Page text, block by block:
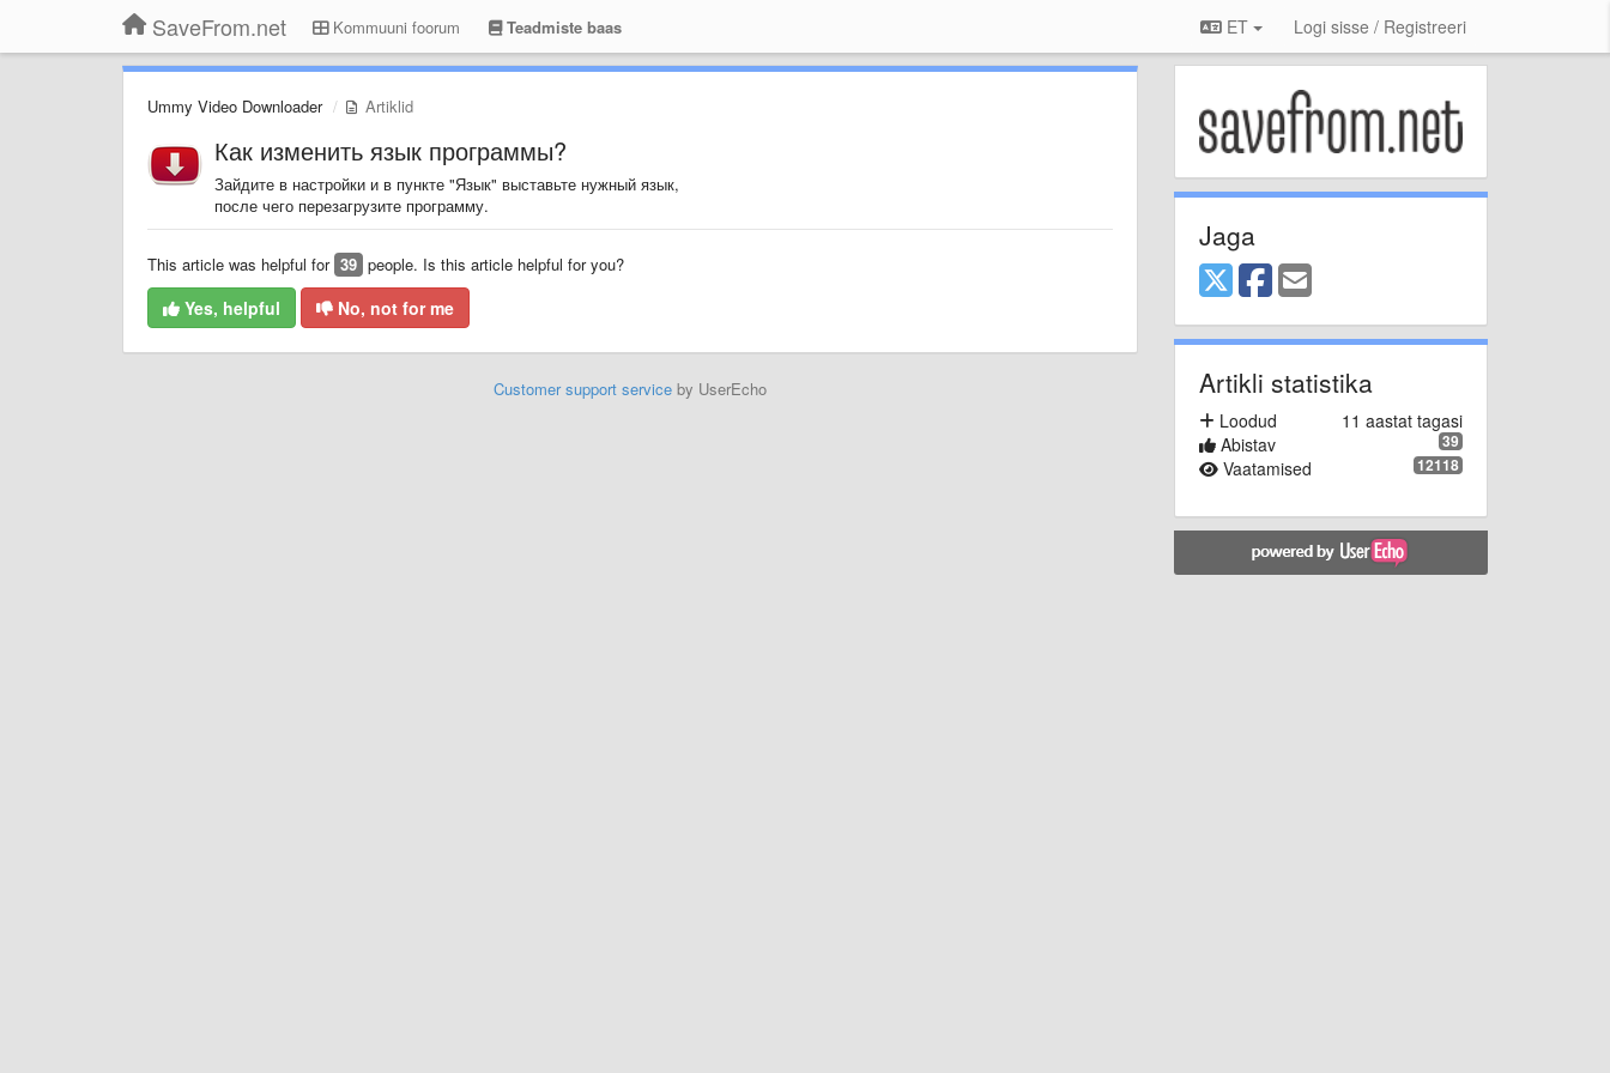
SaveFrom.net Kommuuni foorum Teadmiste baas ET Logi sisse / Registreeri
Ummy Video Downloader Artiklid
Как изменить язык программы?
Зайдите в настройки и в пункте "Язык" выставьте нужный язык,
после чего перезагрузите программу.
This article was helpful for 39 people. Is this article helpful for you?
Yes, helpful No, not for me
Customer support serviceby UserEcho
Jaga
Artikli statistika
11 aastat tagasi
Loodud
39
Abistav
12118
Vaatamised